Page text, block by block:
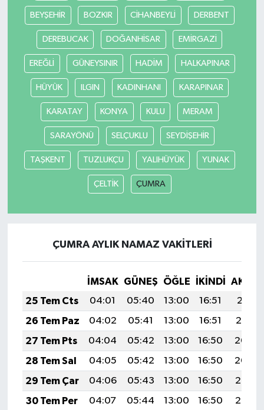
BEYŞEHİR BOZKIR CİHANBEYLİ DERBENT
DEREBUCAK DOĞANHİSAR EMİRGAZİ
EREĞLİ GÜNEYSINIR HADİM HALKAPINAR
HÜYÜK ILGIN KADINHANI KARAPINAR
KARATAY KONYA KULU MERAM
SARAYÖNÜ SELÇUKLU SEYDİŞEHİR
TAŞKENT TUZLUKÇU YALIHÜYÜK YUNAK
ÇELTİK ÇUMRA
ÇUMRA AYLIK NAMAZ VAKITLERI
İMSAK GÜNEŞ ÖĞLE İKINDI
25 Tem Cts
04:01 05:40 13:00 16:51
20:11
26 Tem Paz
04:02 05:41 13:00 16:51
20:10
27 Tem Pts
04:04 05:42 13:00 16:50
20:09
28 Tem Sal
04:05 05:42 13:00 16:50
20:09
29 Tem Çar
04:06 05:43 13:00 16:50
20:08
30 Tem Per
04:07 05:44 13:00 16:50
20:07